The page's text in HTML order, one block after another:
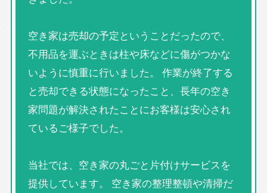
空き家は売却の予定ということだったので、
不用品を運ぶときは柱や床などに傷がつかな
いように慎重に行いました。 作業が終了する
と売却できる状態になったこと、長年の空き
家問題が解決されたことにお客様は安心され
ているご様子でした。
当社では、空き家の丸ごと片付けサービスを
提供しています。 空き家の整理整頓や清掃だ